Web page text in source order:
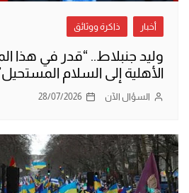
أخبار ذاكرة ووثائق
وليد جنبلاط.. “قدر في هذا
الأهلية إلى السلام
السؤال الآن 28/07/2026